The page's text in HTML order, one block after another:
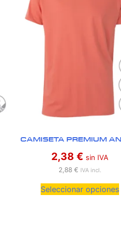
CAMISETA PREMIUM
2,38€ sin IVA
2,88€ IVA incl.
Seleccionar opciones